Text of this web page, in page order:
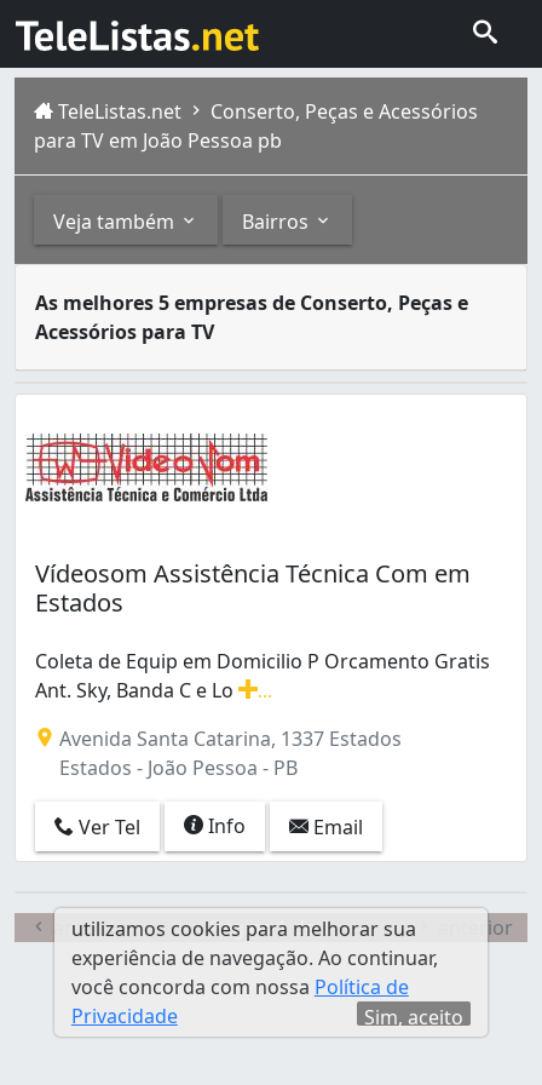
TeleListas.net
Conserto, Peças e Acessórios
para TV em João Pessoa pb
Veja também Bairros
Conserto e Peças para Eletrodomésticos (3)
Cruz das Armas (1)
Estados (1)
Manaíra (4)
As melhores 5 empresas de Conserto, Peças e
Acessórios para TV
João Pessoa é a cidade mais populosa do estado da
Vídeosom Assistência Técnica Com em
Estados
Coleta de Equip em Domicilio P Orcamento Gratis
Ant. Sky, Banda C e Lo
Avenida Santa Catarina, 1337 Estados
Estados - João Pessoa - PB
Ver Tel Info Email
anterior Página 1 de 1 anterior
utilizamos cookies para melhorar sua
experiência de navegação. Ao continuar,
você concorda com nossa Política de
Privacidade
Sim, aceito